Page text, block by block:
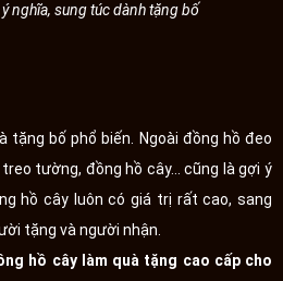
nghĩa, sung túc dành tặng bố
tặng bố phổ biến. Ngoài đồng hồ đeo
tường, đồng hồ cây... cũng là gợi ý
hồ cây luôn có giá trị rất cao, sang
tặng và người nhận.
hồ cây làm quà tặng cao cấp cho